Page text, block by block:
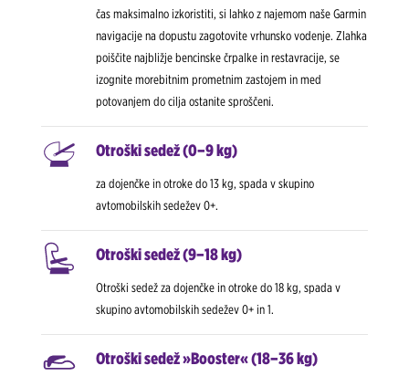
čas maksimalno izkoristiti, si lahko z najemom naše Garmin
navigacije na dopustu zagotovite vrhunsko vodenje. Zlahka
poiščite najbližje bencinske črpalke in restavracije, se
izognite morebitnim prometnim zastojem in med
potovanjem do cilja ostanite sproščeni.
Otroški sedež (0–9 kg)
za dojenčke in otroke do 13 kg, spada v skupino
avtomobilskih sedežev 0+.
Otroški sedež (9–18 kg)
Otroški sedež za dojenčke in otroke do 18 kg, spada v
skupino avtomobilskih sedežev 0+ in 1.
Otroški sedež »Booster« (18–36 kg)